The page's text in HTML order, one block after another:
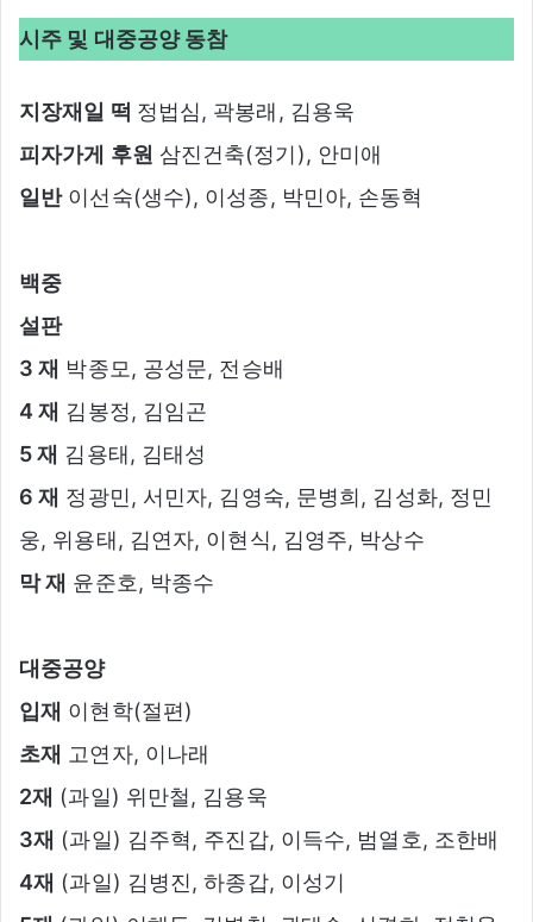
시주 및 대중공양 동참
지장재일 떡 정법심, 곽봉래, 김용욱
피자가게 후원 삼진건축(정기), 안미애
일반이선숙(생수), 이성종, 박민아, 손동혁
백중
설판
3 재 박종모, 공성문, 전승배
4 재 김봉정, 김임곤
5 재 김용태, 김태성
6 재 정광민, 서민자, 김영숙, 문병희, 김성화, 정민
웅, 위용태, 김연자, 이현식, 김영주, 박상수
막 재 윤준호, 박종수
대중공양
입재 이현학(절편)
초재 고연자, 이나래
2재 (과일) 위만철, 김용욱
3재 (과일) 김주혁, 주진갑, 이득수, 범열호, 조한배
4재 (과일) 김병진, 하종갑, 이성기